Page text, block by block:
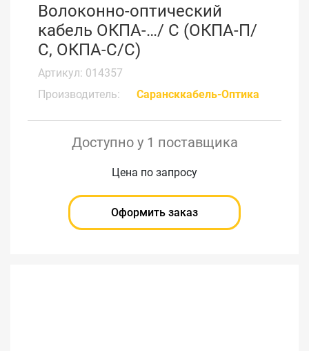
Волоконно-оптический
кабель ОКПА-…/ С (ОКПА-П/
С, ОКПА-С/С)
Артикул: 014357
Производитель:
Сарансккабель-Оптика
Доступно у 1 поставщика
Цена по запросу
Оформить заказ